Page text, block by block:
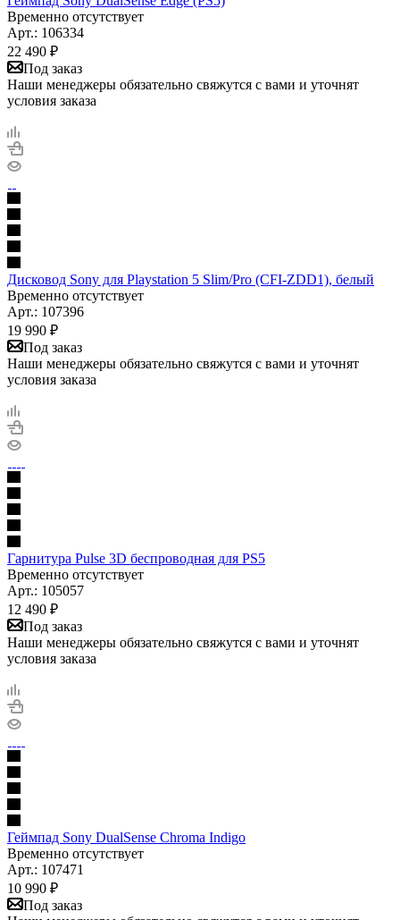
Временно отсутствует
Арт.: 106334
22 490 ₽
Под заказ
Наши менеджеры обязательно свяжутся с вами и уточнят
условия заказа
Дисковод Sony для Playstation 5 Slim/Pro (CFI-ZDD1), белый
Временно отсутствует
Арт.: 107396
19 990 ₽
Под заказ
Наши менеджеры обязательно свяжутся с вами и уточнят
условия заказа
Гарнитура Pulse 3D беспроводная для PS5
Временно отсутствует
Арт.: 105057
12 490 ₽
Под заказ
Наши менеджеры обязательно свяжутся с вами и уточнят
условия заказа
Геймпад Sony DualSense Chroma Indigo
Временно отсутствует
Арт.: 107471
10 990 ₽
Под заказ